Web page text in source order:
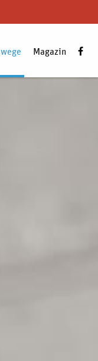
Magazin